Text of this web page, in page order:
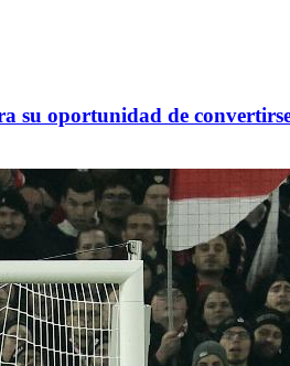
su oportunidad de